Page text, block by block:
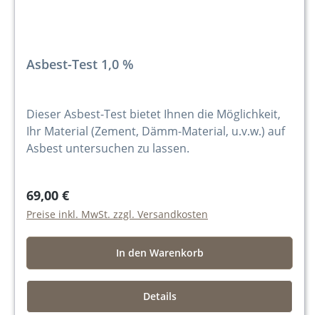
Asbest-Test 1,0 %
Dieser Asbest-Test bietet Ihnen die Möglichkeit,
Ihr Material (Zement, Dämm-Material, u.v.w.) auf
Asbest untersuchen zu lassen.
69,00 €
Preise inkl. MwSt. zzgl. Versandkosten
In den Warenkorb
Details